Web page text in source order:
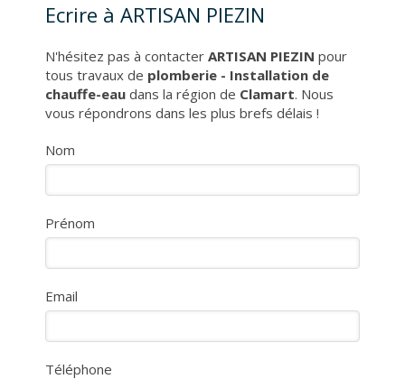
Ecrire à ARTISAN PIEZIN
N'hésitez pas à contacter ARTISAN PIEZIN pour
tous travaux de plomberie - Installation de
chauffe-eau dans la région de Clamart. Nous
vous répondrons dans les plus brefs délais !
Nom
Prénom
Email
Téléphone